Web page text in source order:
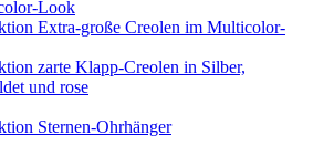
Look
Extra-große Creolen im Multicolor-
zarte Klapp-Creolen in Silber,
und rose
Sternen-Ohrhänger